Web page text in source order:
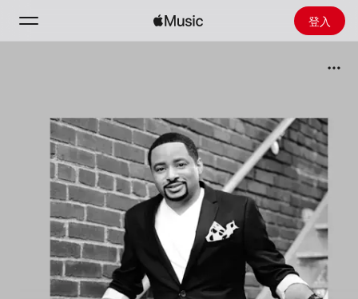
登入
探新
廣播
安裝 Apple Music